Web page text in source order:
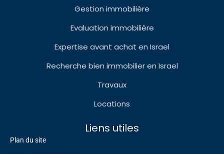
Gestion immobilière
Evaluation immobilière
Expertise avant achat en Israel
Recherche bien immobilier en Israel
Travaux
Locations
Liens utiles
Plan du site